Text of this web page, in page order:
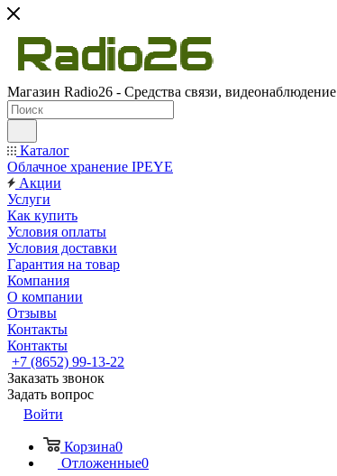
Магазин Radio26 - Средства связи, видеонаблюдение
Каталог
Облачное хранение IPEYE
Акции
Услуги
Как купить
Условия оплаты
Условия доставки
Гарантия на товар
Компания
О компании
Отзывы
Контакты
Контакты
+7 (8652) 99-13-22
Заказать звонок
Задать вопрос
Войти
Корзина0
Отложенные0